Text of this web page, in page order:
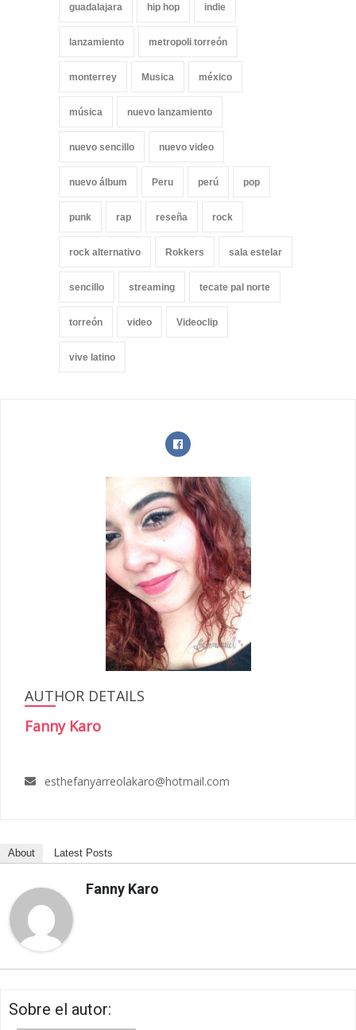
guadalajara hip hop indie
lanzamiento metropoli torreón
monterrey Musica méxico
música nuevo lanzamiento
nuevo sencillo nuevo video
nuevo álbum Peru perú pop
punk rap reseña rock
rock alternativo Rokkers sala estelar
sencillo streaming tecate pal norte
torreón video Videoclip
vive latino
AUTHOR DETAILS
Fanny Karo
esthefanyarreolakaro@hotmail.com
About Latest Posts
Fanny Karo
Sobre el autor: